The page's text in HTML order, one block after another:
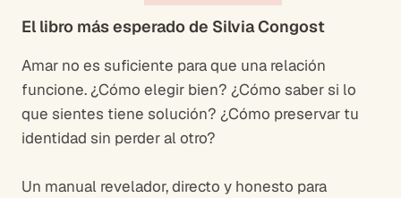
El libro más esperado de Silvia Congost
Amar no es suficiente para que una relación
funcione. ¿Cómo elegir bien? ¿Cómo saber si lo
que sientes tiene solución? ¿Cómo preservar tu
identidad sin perder al otro?
Un manual revelador, directo y honesto para